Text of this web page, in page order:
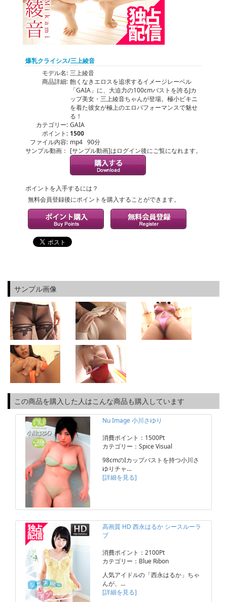
爆乳クライシス/三上綾音
モデル名: 三上綾音
商品詳細: 飽くなきエロスを追求するイメージレーベル
「GAIA」に、大迫力の100cmバストを誇るJカ
ップ美女・三上綾音ちゃんが登場。極小ビキニ
を着た彼女が極上のエロパフォーマンスで魅せ
る！
カテゴリー: GAIA
ポイント: 1500
ファイル内容: mp4 90分
サンプル動画： [サンプル動画]はログイン後にご覧になれます。
ポイントを入手するには？
無料会員登録後にポイントを購入することができます。
サンプル画像
この商品を購入した人はこんな商品も購入しています
Nu Image 小川さゆり
消費ポイント：1500Pt
カテゴリー：Spice Visual
98cmのIカップバストを持つ小川さ
ゆりチャ…
[詳細を見る]
高画質 HD 西永はるか シースルーラ
ブ
消費ポイント：2100Pt
カテゴリー：Blue Ribon
人気アイドルの「西永はるか」ちゃ
んが、…
[詳細を見る]